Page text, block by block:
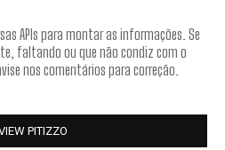
APIs para montar as informações. Se
faltando ou que não condiz com o
nos comentários para correção.
PITIZZO